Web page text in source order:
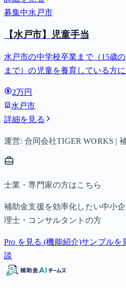
募集中水戸市
【水戸市】児童手当
水戸市の中学校卒業まで（15歳
まで）の児童を養育している方
子以降は15,000円）、中学生は月
2万円
水戸市
詳細を見る
運営: 合同会社TIGER WORKS |
士業・専門家の方はこちら
補助金支援を効率化したい中小
理士・コンサルタントの方
Pro を見る (機能紹介)サンプルを
談